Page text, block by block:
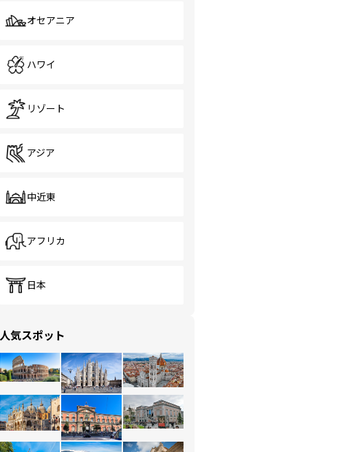
オセアニア
ハワイ
リゾート
アジア
中近東
アフリカ
日本
人気スポット